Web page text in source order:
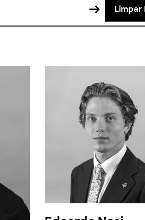
Limpar